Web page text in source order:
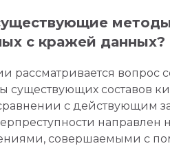
с кражей данных?
рассматривается
существующих составов
с действующим
направлен
совершаемыми с